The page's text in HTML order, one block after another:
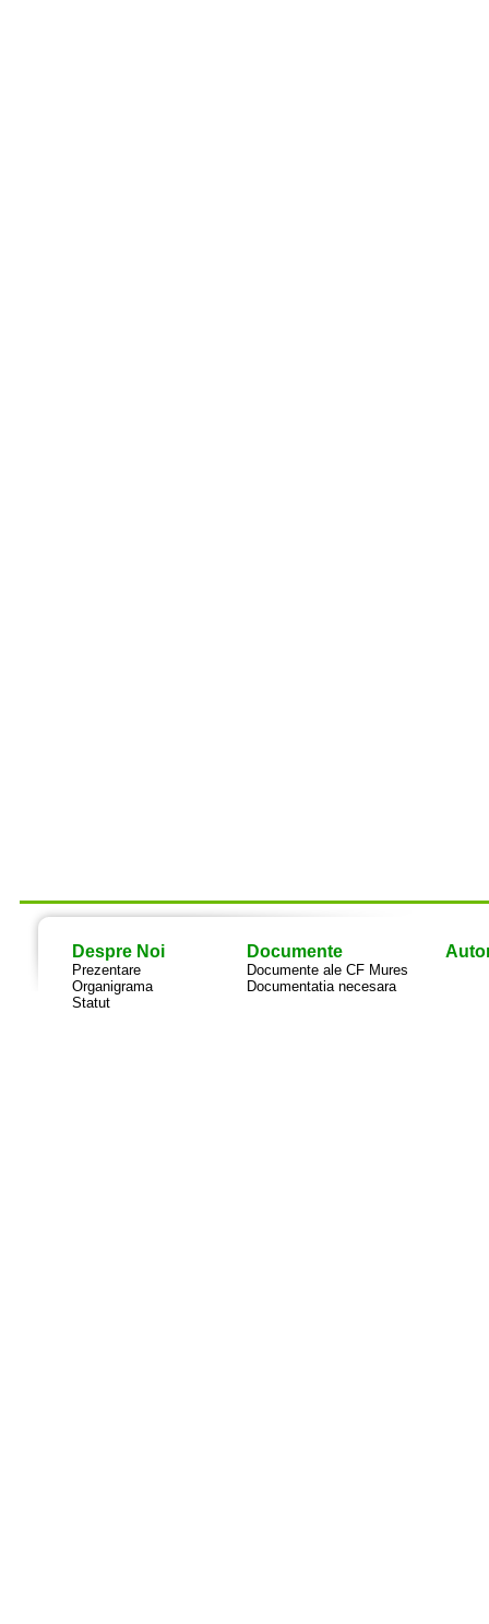
Despre Noi
Prezentare
Organigrama
Statut
Documente
Documente ale CF Mures
Documentatia necesara